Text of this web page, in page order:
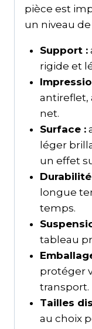
pièce est
un niveau
Support :
rigide et
antireflet,
net.
Surface :
léger
un effet
Durabilité
longue
temps.
tableau
protéger
transport.
Tailles
au choix